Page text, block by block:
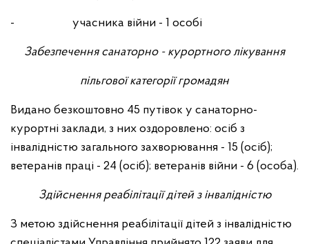
- учасника війни - 1 особі
Забезпечення санаторно - курортного лікування
пільгової категорії громадян
Видано безкоштовно 45 путівок у санаторно-
курортні заклади, з них оздоровлено: осіб з
інвалідністю загального захворювання - 15 (осіб);
ветеранів праці - 24 (осіб); ветеранів війни - 6 (особа).
Здійснення реабілітації дітей з інвалідністю
З метою здійснення реабілітації дітей з інвалідністю